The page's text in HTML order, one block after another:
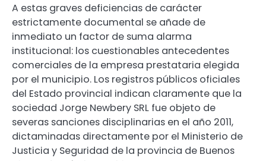
A estas graves deficiencias de carácter
estrictamente documental se añade de
inmediato un factor de suma alarma
institucional: los cuestionables antecedentes
comerciales de la empresa prestataria elegida
por el municipio. Los registros públicos oficiales
del Estado provincial indican claramente que la
sociedad Jorge Newbery SRL fue objeto de
severas sanciones disciplinarias en el año 2011,
dictaminadas directamente por el Ministerio de
Justicia y Seguridad de la provincia de Buenos